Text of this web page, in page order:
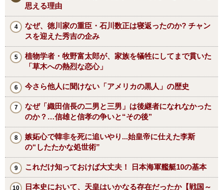
思える理由
なぜ、徳川家の重臣・石川数正は寝返ったのか? チャン
スを迎えた秀吉の企み
植物学者・牧野富太郎が、家族を犠牲にしてまで貫いた
「草木への熱烈な恋心」
今さら他人に聞けない「アメリカの黒人」の歴史
なぜ「織田信長の二男と三男」は後継者になれなかった
のか？…信雄と信孝の争いと“その後”
嫉妬心で韓非を死に追いやり...始皇帝に仕えた李斯
の“したたかな処世術”
これだけ知っておけば大丈夫！ 日本海軍艦艇10の基本
日本史において、天皇はいかなる存在だったか【戦国～